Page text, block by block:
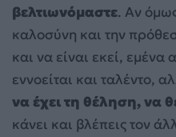
βελτιωνόμαστε. Αν
καλοσύνη και την
και να είναι εκεί,
εννοείται και ταλέντο,
να έχει τη θέληση, να
κάνει και βλέπεις τον